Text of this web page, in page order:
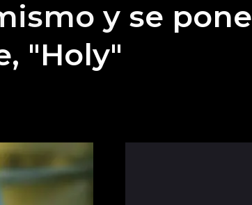
y se pone
"Holy"